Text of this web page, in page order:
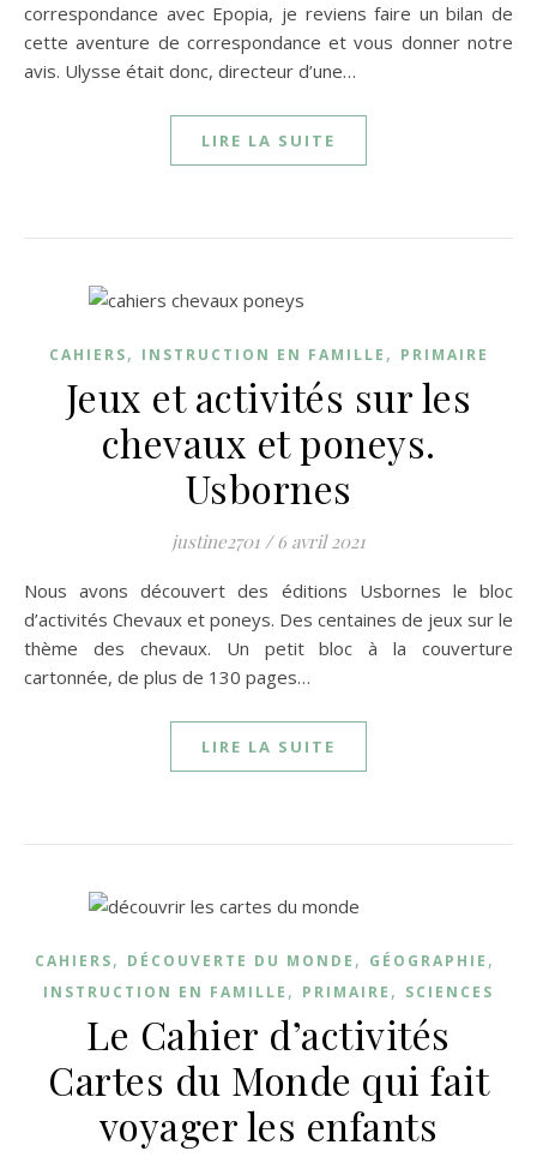
correspondance avec Epopia, je reviens faire un bilan de
cette aventure de correspondance et vous donner notre
avis. Ulysse était donc, directeur d’une…
LIRE LA SUITE
CAHIERS, INSTRUCTION EN FAMILLE , PRIMAIRE
Jeux et activités sur les
chevaux et poneys.
Usbornes
justine2701 / 6 avril 2021
Nous avons découvert des éditions Usbornes le bloc
d’activités Chevaux et poneys. Des centaines de jeux sur le
thème des chevaux. Un petit bloc à la couverture
cartonnée, de plus de 130 pages…
LIRE LA SUITE
CAHIERS, DÉCOUVERTE DU MONDE , GÉOGRAPHIE ,
INSTRUCTION EN FAMILLE , PRIMAIRE , SCIENCES
Le Cahier d’activités
Cartes du Monde qui fait
voyager les enfants